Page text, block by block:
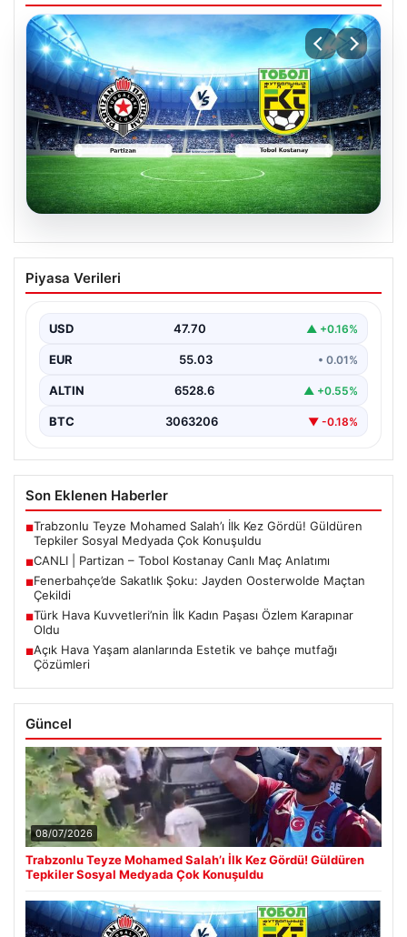
06.08.2026
CANLI | Partizan – Tobol Kostanay Canlı
Maç Anlatımı
Piyasa Verileri
USD 47.70 ▲ +0.16%
EUR 55.03 • 0.01%
ALTIN 6528.6 ▲ +0.55%
BTC 3063206 ▼ -0.18%
Son Eklenen Haberler
■Trabzonlu Teyze Mohamed Salah’ı İlk Kez Gördü! Güldüren
Tepkiler Sosyal Medyada Çok Konuşuldu
■CANLI | Partizan – Tobol Kostanay Canlı Maç Anlatımı
■Fenerbahçe’de Sakatlık Şoku: Jayden Oosterwolde Maçtan
Çekildi
■Türk Hava Kuvvetleri’nin İlk Kadın Paşası Özlem Karapınar
Oldu
■Açık Hava Yaşam alanlarında Estetik ve bahçe mutfağı
Çözümleri
Güncel
08/07/2026
Trabzonlu Teyze Mohamed Salah’ı İlk Kez Gördü! Güldüren
Tepkiler Sosyal Medyada Çok Konuşuldu